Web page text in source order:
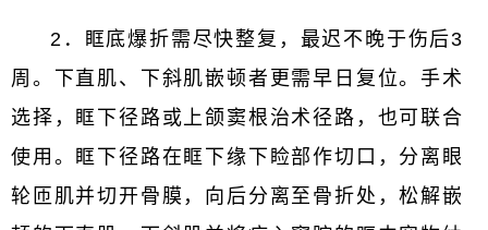
2．眶底爆折需尽快整复，最迟不晚于伤后3
周。下直肌、下斜肌嵌顿者更需早日复位。手术
选择，眶下径路或上颌窦根治术径路，也可联合
使用。眶下径路在眶下缘下睑部作切口，分离眼
轮匝肌并切开骨膜，向后分离至骨折处，松解嵌